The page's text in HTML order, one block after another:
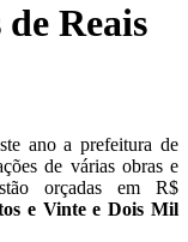
Reais
ano a prefeitura de
de várias obras e
orçadas em R$
e Vinte e Dois Mil